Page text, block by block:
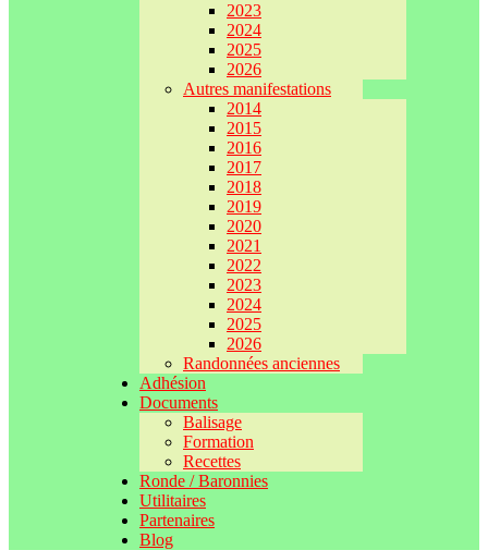
2023
2024
2025
2026
Autres manifestations
2014
2015
2016
2017
2018
2019
2020
2021
2022
2023
2024
2025
2026
Randonnées anciennes
Adhésion
Documents
Balisage
Formation
Recettes
Ronde / Baronnies
Utilitaires
Partenaires
Blog